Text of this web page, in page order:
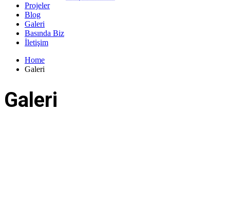
Projeler
Blog
Galeri
Basında Biz
İletişim
Home
Galeri
Galeri